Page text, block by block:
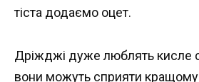
тіста додаємо оцет.
Дріжджі дуже люблять кисле
вони можуть сприяти кращому